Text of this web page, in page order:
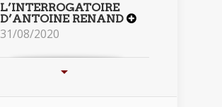
L’INTERROGATOIRE
D’ANTOINE RENAND
31/08/2020